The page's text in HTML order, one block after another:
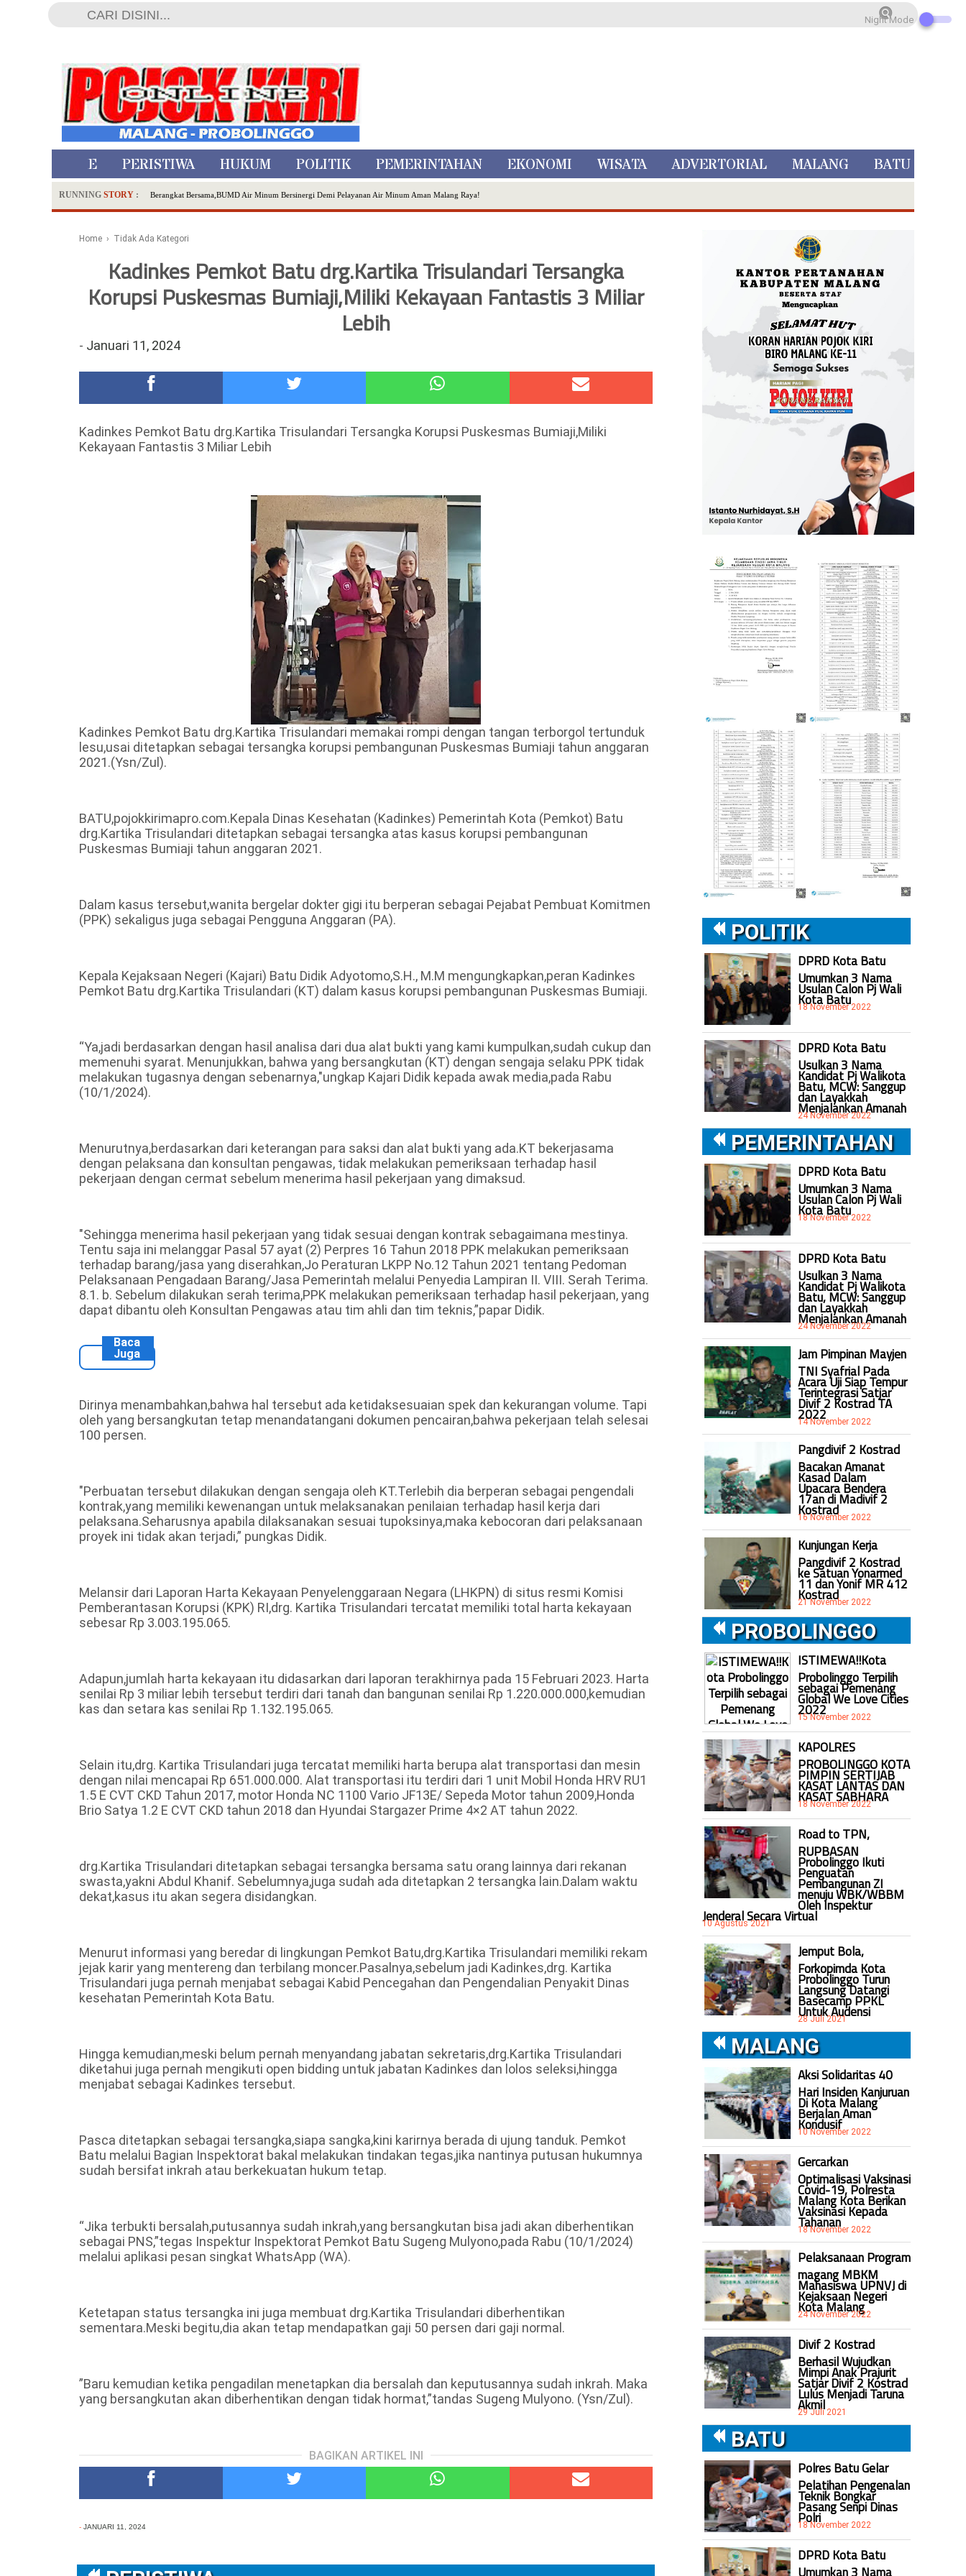
HOME PERISTIWA HUKUM POLITIK PEMERINTAHAN EKONOMI WISATA ADVERTORIAL MALANG BATU
RUNNING STORY : Berangkat Bersama,BUMD Air Minum Bersinergi Demi Pelayanan Air Minum Aman Malang Raya!
Dua Pelaku Pembunuhan Manusia Silver di Probolinggo Ditangkap di Kediri,Satu Buron
Hadirkan Tujuh Sapta Pesona Wisata di Amfiteater, Mikutopia Buka Rekrutmen Karyawan,Berikut Kualifikasinya
Polsek Wonoasih Perkuat Ketahanan Pangan Lewat Dialog Bersama Petani
RILIS RAPAT PLENO TERBUKA PEMUTAKHIRAN DATA PEMILIH BERKELANJUTAN (PDPB) TRIWULAN II
Tugu Tirta Usung 'Smart Water City' di Indonesia City Expo APEKSI XVIII Medan
Home › Tidak Ada Kategori
Kadinkes Pemkot Batu drg.Kartika Trisulandari Tersangka
Korupsi Puskesmas Bumiaji,Miliki Kekayaan Fantastis 3 Miliar
Lebih
- Januari 11, 2024
Kadinkes Pemkot Batu drg.Kartika Trisulandari Tersangka Korupsi Puskesmas Bumiaji,Miliki
Kekayaan Fantastis 3 Miliar Lebih
Kadinkes Pemkot Batu drg.Kartika Trisulandari memakai rompi dengan tangan terborgol tertunduk
lesu,usai ditetapkan sebagai tersangka korupsi pembangunan Puskesmas Bumiaji tahun anggaran
2021.(Ysn/Zul).
BATU,pojokkirimapro.com.Kepala Dinas Kesehatan (Kadinkes) Pemerintah Kota (Pemkot) Batu
drg.Kartika Trisulandari ditetapkan sebagai tersangka atas kasus korupsi pembangunan
Puskesmas Bumiaji tahun anggaran 2021.
Dalam kasus tersebut,wanita bergelar dokter gigi itu berperan sebagai Pejabat Pembuat Komitmen
(PPK) sekaligus juga sebagai Pengguna Anggaran (PA).
Kepala Kejaksaan Negeri (Kajari) Batu Didik Adyotomo,S.H., M.M mengungkapkan,peran Kadinkes
Pemkot Batu drg.Kartika Trisulandari (KT) dalam kasus korupsi pembangunan Puskesmas Bumiaji.
“Ya,jadi berdasarkan dengan hasil analisa dari dua alat bukti yang kami kumpulkan,sudah cukup dan
memenuhi syarat. Menunjukkan, bahwa yang bersangkutan (KT) dengan sengaja selaku PPK tidak
melakukan tugasnya dengan sebenarnya,"ungkap Kajari Didik kepada awak media,pada Rabu
(10/1/2024).
Menurutnya,berdasarkan dari keterangan para saksi dan alat bukti yang ada.KT bekerjasama
dengan pelaksana dan konsultan pengawas, tidak melakukan pemeriksaan terhadap hasil
pekerjaan dengan cermat sebelum menerima hasil pekerjaan yang dimaksud.
"Sehingga menerima hasil pekerjaan yang tidak sesuai dengan kontrak sebagaimana mestinya.
Tentu saja ini melanggar Pasal 57 ayat (2) Perpres 16 Tahun 2018 PPK melakukan pemeriksaan
terhadap barang/jasa yang diserahkan,Jo Peraturan LKPP No.12 Tahun 2021 tentang Pedoman
Pelaksanaan Pengadaan Barang/Jasa Pemerintah melalui Penyedia Lampiran II. VIII. Serah Terima.
8.1. b. Sebelum dilakukan serah terima,PPK melakukan pemeriksaan terhadap hasil pekerjaan, yang
dapat dibantu oleh Konsultan Pengawas atau tim ahli dan tim teknis,”papar Didik.
Baca
Juga
Dirinya menambahkan,bahwa hal tersebut ada ketidaksesuaian spek dan kekurangan volume. Tapi
oleh yang bersangkutan tetap menandatangani dokumen pencairan,bahwa pekerjaan telah selesai
100 persen.
"Perbuatan tersebut dilakukan dengan sengaja oleh KT.Terlebih dia berperan sebagai pengendali
kontrak,yang memiliki kewenangan untuk melaksanakan penilaian terhadap hasil kerja dari
pelaksana.Seharusnya apabila dilaksanakan sesuai tupoksinya,maka kebocoran dari pelaksanaan
proyek ini tidak akan terjadi,” pungkas Didik.
Melansir dari Laporan Harta Kekayaan Penyelenggaraan Negara (LHKPN) di situs resmi Komisi
Pemberantasan Korupsi (KPK) RI,drg. Kartika Trisulandari tercatat memiliki total harta kekayaan
sebesar Rp 3.003.195.065.
Adapun,jumlah harta kekayaan itu didasarkan dari laporan terakhirnya pada 15 Februari 2023. Harta
senilai Rp 3 miliar lebih tersebut terdiri dari tanah dan bangunan senilai Rp 1.220.000.000,kemudian
kas dan setara kas senilai Rp 1.132.195.065.
Selain itu,drg. Kartika Trisulandari juga tercatat memiliki harta berupa alat transportasi dan mesin
dengan nilai mencapai Rp 651.000.000. Alat transportasi itu terdiri dari 1 unit Mobil Honda HRV RU1
1.5 E CVT CKD Tahun 2017, motor Honda NC 1100 Vario JF13E/ Sepeda Motor tahun 2009,Honda
Brio Satya 1.2 E CVT CKD tahun 2018 dan Hyundai Stargazer Prime 4×2 AT tahun 2022.
drg.Kartika Trisulandari ditetapkan sebagai tersangka bersama satu orang lainnya dari rekanan
swasta,yakni Abdul Khanif. Sebelumnya,juga sudah ada ditetapkan 2 tersangka lain.Dalam waktu
dekat,kasus itu akan segera disidangkan.
Menurut informasi yang beredar di lingkungan Pemkot Batu,drg.Kartika Trisulandari memiliki rekam
jejak karir yang mentereng dan terbilang moncer.Pasalnya,sebelum jadi Kadinkes,drg. Kartika
Trisulandari juga pernah menjabat sebagai Kabid Pencegahan dan Pengendalian Penyakit Dinas
kesehatan Pemerintah Kota Batu.
Hingga kemudian,meski belum pernah menyandang jabatan sekretaris,drg.Kartika Trisulandari
diketahui juga pernah mengikuti open bidding untuk jabatan Kadinkes dan lolos seleksi,hingga
menjabat sebagai Kadinkes tersebut.
Pasca ditetapkan sebagai tersangka,siapa sangka,kini karirnya berada di ujung tanduk. Pemkot
Batu melalui Bagian Inspektorat bakal melakukan tindakan tegas,jika nantinya putusan hukumnya
sudah bersifat inkrah atau berkekuatan hukum tetap.
“Jika terbukti bersalah,putusannya sudah inkrah,yang bersangkutan bisa jadi akan diberhentikan
sebagai PNS,”tegas Inspektur Inspektorat Pemkot Batu Sugeng Mulyono,pada Rabu (10/1/2024)
melalui aplikasi pesan singkat WhatsApp (WA).
Ketetapan status tersangka ini juga membuat drg.Kartika Trisulandari diberhentikan
sementara.Meski begitu,dia akan tetap mendapatkan gaji 50 persen dari gaji normal.
”Baru kemudian ketika pengadilan menetapkan dia bersalah dan keputusannya sudah inkrah. Maka
yang bersangkutan akan diberhentikan dengan tidak hormat,”tandas Sugeng Mulyono. (Ysn/Zul).
BAGIKAN ARTIKEL INI
- JANUARI 11, 2024
POLITIK
DPRD Kota Batu
Umumkan 3 Nama
Usulan Calon Pj Wali
Kota Batu
18 November 2022
DPRD Kota Batu
Usulkan 3 Nama
Kandidat Pj Walikota
Batu, MCW: Sanggup
dan Layakkah
Menjalankan Amanah
24 November 2022
PEMERINTAHAN
DPRD Kota Batu
Umumkan 3 Nama
Usulan Calon Pj Wali
Kota Batu
18 November 2022
DPRD Kota Batu
Usulkan 3 Nama
Kandidat Pj Walikota
Batu, MCW: Sanggup
dan Layakkah
Menjalankan Amanah
24 November 2022
Jam Pimpinan Mayjen
TNI Syafrial Pada
Acara Uji Siap Tempur
Terintegrasi Satjar
Divif 2 Kostrad TA
2022
14 November 2022
Pangdivif 2 Kostrad
Bacakan Amanat
Kasad Dalam
Upacara Bendera
17an di Madivif 2
Kostrad
16 November 2022
Kunjungan Kerja
Pangdivif 2 Kostrad
ke Satuan Yonarmed
11 dan Yonif MR 412
Kostrad
21 November 2022
PROBOLINGGO
ISTIMEWA!!Kota
Probolinggo Terpilih
sebagai Pemenang
Global We Love Cities
2022
15 November 2022
KAPOLRES
PROBOLINGGO KOTA
PIMPIN SERTIJAB
KASAT LANTAS DAN
KASAT SABHARA
18 November 2022
Road to TPN,
RUPBASAN
Probolinggo Ikuti
Penguatan
Pembangunan ZI
menuju WBK/WBBM
Oleh Inspektur
Jenderal Secara Virtual
10 Agustus 2021
Jemput Bola,
Forkopimda Kota
Probolinggo Turun
Langsung Datangi
Basecamp PPKL
Untuk Audensi
28 Juli 2021
MALANG
Aksi Solidaritas 40
Hari Insiden Kanjuruan
Di Kota Malang
Berjalan Aman
Kondusif
10 November 2022
Gercarkan
Optimalisasi Vaksinasi
Covid-19, Polresta
Malang Kota Berikan
Vaksinasi Kepada
Tahanan
18 November 2022
Pelaksanaan Program
magang MBKM
Mahasiswa UPNVJ di
Kejaksaan Negeri
Kota Malang
24 November 2022
Divif 2 Kostrad
Berhasil Wujudkan
Mimpi Anak Prajurit
Satjar Divif 2 Kostrad
Lulus Menjadi Taruna
Akmil
29 Juli 2021
BATU
Polres Batu Gelar
Pelatihan Pengenalan
Teknik Bongkar
Pasang Senpi Dinas
Polri
18 November 2022
DPRD Kota Batu
Umumkan 3 Nama
Night Mode